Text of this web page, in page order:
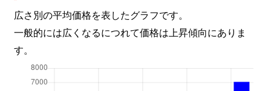
広さ別の平均価格を表したグラフです。
一般的には広くなるにつれて価格は上昇傾向にありま
す。